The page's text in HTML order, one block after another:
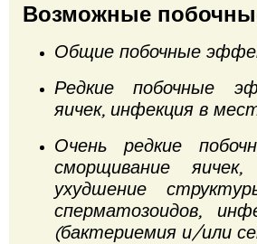
Возможные
Общие побочные
Редкие побочные
яичек, инфекция в
Очень редкие
сморщивание
ухудшение
сперматозоидов,
(бактериемия и/или